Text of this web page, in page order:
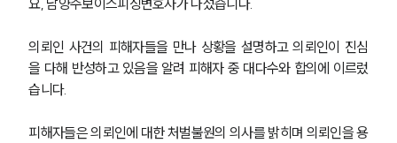
요, 남양주보이스피싱변호사가 나섰습니다.
의뢰인 사건의 피해자들을 만나 상황을 설명하고 의뢰인이 진심
을 다해 반성하고 있음을 알려 피해자 중 대다수와 합의에 이르렀
습니다.
피해자들은 의뢰인에 대한 처벌불원의 의사를 밝히며 의뢰인을 용